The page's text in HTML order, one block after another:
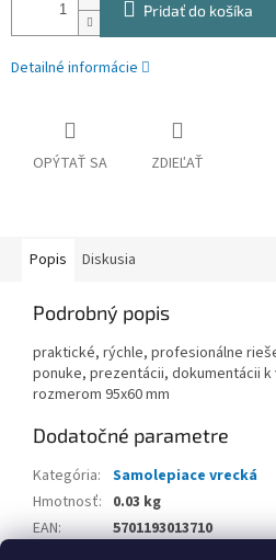
Pridať do košíka
Detailné informácie
OPÝTAŤ SA ZDIEĽAŤ
Popis Diskusia
Podrobný popis
praktické, rýchle, profesionálne
ponuke, prezentácii, dokumentácii k
rozmerom 95x60 mm
Dodatočné parametre
Kategória: Samolepiace vrecká
Hmotnosť: 0.03 kg
EAN:
5701193013710